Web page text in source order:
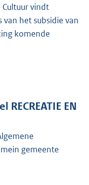
vindt
het subsidie van
komende
EN
gemeente